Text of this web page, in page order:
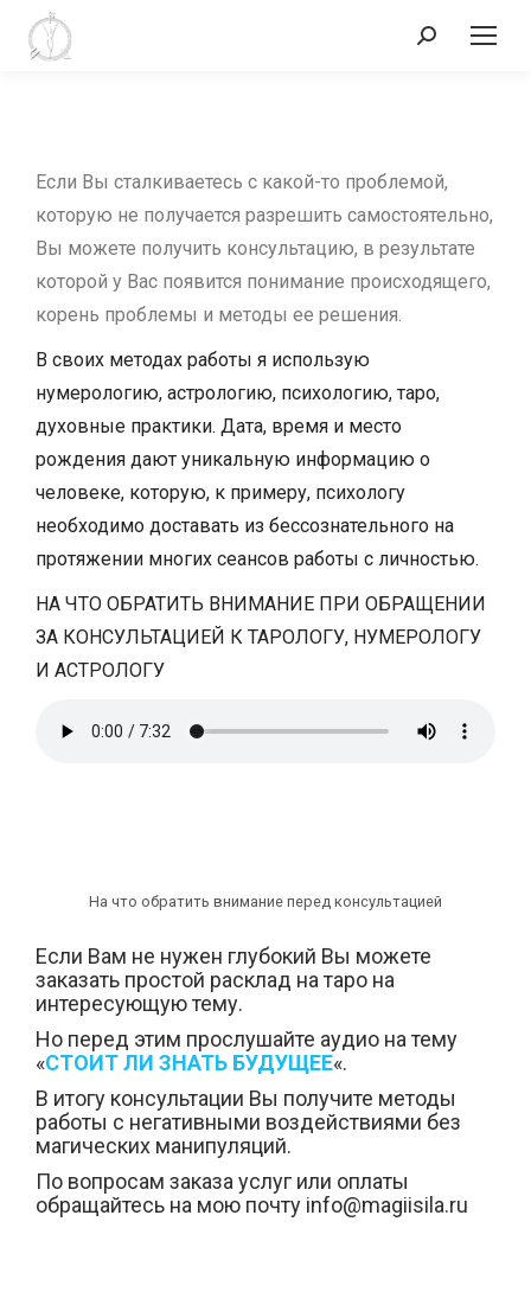
Если Вы сталкиваетесь с какой-то проблемой,
которую не получается разрешить самостоятельно,
Вы можете получить консультацию, в результате
которой у Вас появится понимание происходящего,
корень проблемы и методы ее решения.
В своих методах работы я использую
нумерологию, астрологию, психологию, таро,
духовные практики. Дата, время и место
рождения дают уникальную информацию о
человеке, которую, к примеру, психологу
необходимо доставать из бессознательного на
протяжении многих сеансов работы с личностью.
НА ЧТО ОБРАТИТЬ ВНИМАНИЕ ПРИ ОБРАЩЕНИИ
ЗА КОНСУЛЬТАЦИЕЙ К ТАРОЛОГУ, НУМЕРОЛОГУ
И АСТРОЛОГУ
На что обратить внимание перед консультацией
Если Вам не нужен глубокий Вы можете
заказать простой расклад на таро на
интересующую тему.
Но перед этим прослушайте аудио на тему
«СТОИТ ЛИ ЗНАТЬ БУДУЩЕЕ«.
В итогу консультации Вы получите методы
работы с негативными воздействиями без
магических манипуляций.
По вопросам заказа услуг или оплаты
обращайтесь на мою почту info@magiisila.ru